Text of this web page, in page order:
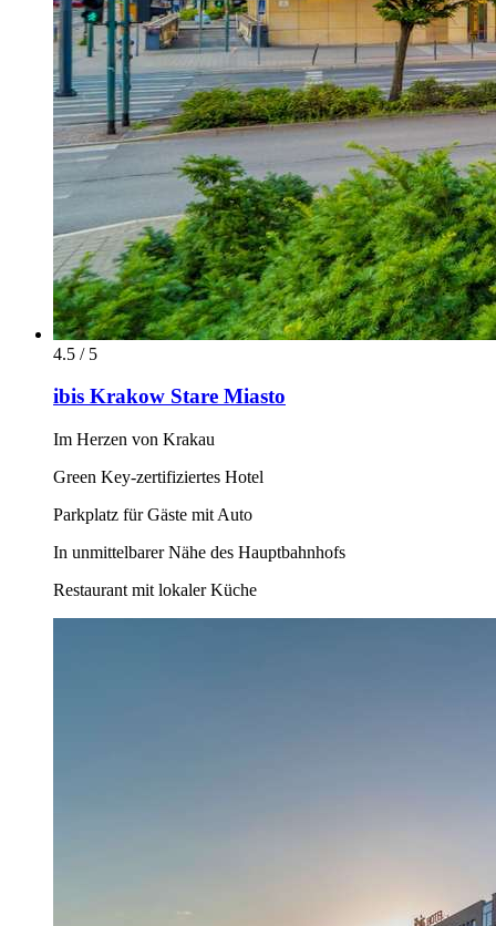
4.5 / 5
ibis Krakow Stare Miasto
Im Herzen von Krakau
Green Key-zertifiziertes Hotel
Parkplatz für Gäste mit Auto
In unmittelbarer Nähe des Hauptbahnhofs
Restaurant mit lokaler Küche